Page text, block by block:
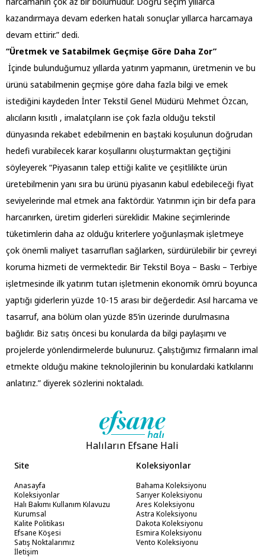
kazandırmaya devam ederken hatalı sonuçlar yıllarca harcamaya
devam ettirir.” dedi.
“Üretmek ve Satabilmek Geçmișe Göre Daha Zor”
İçinde bulunduğumuz yıllarda yatırım yapmanın, üretmenin ve bu
ürünü satabilmenin geçmișe göre daha fazla bilgi ve emek
istediğini kaydeden İnter Tekstil Genel Müdürü Mehmet Özcan,
alıcıların kısıtlı , imalatçıların ise çok fazla olduğu tekstil
dünyasında rekabet edebilmenin en baștaki koșulunun doğrudan
hedefi vurabilecek karar koșullarını olușturmaktan geçtiğini
söyleyerek “Piyasanın talep ettiği kalite ve çeșitlilikte ürün
üretebilmenin yanı sıra bu ürünü piyasanın kabul edebileceği fiyat
seviyelerinde mal etmek ana faktördür. Yatırımın için bir defa para
harcanırken, üretim giderleri süreklidir. Makine seçimlerinde
tüketimlerin daha az olduğu kriterlere yoğunlașmak ișletmeye
çok önemli maliyet tasarrufları sağlarken, sürdürülebilir bir çevreyi
koruma hizmeti de vermektedir. Bir Tekstil Boya – Baskı – Terbiye
ișletmesinde ilk yatırım tutarı ișletmenin ekonomik ömrü boyunca
yaptığı giderlerin yüzde 10-15 arası bir değerdedir. Asıl harcama ve
tasarruf, ana bölüm olan yüzde 85’in üzerinde durulmasına
bağlıdır. Biz satıș öncesi bu konularda da bilgi paylașımı ve
projelerde yönlendirmelerde bulunuruz. Çalıștığımız firmaların imal
etmekte olduğu makine teknolojilerinin bu konulardaki katkılarını
anlatırız.” diyerek sözlerini noktaladı.
Halıların Efsane Hali
Site
Anasayfa
Koleksiyonlar
Halı Bakımı Kullanım Kılavuzu
Kurumsal
Kalite Politikası
Efsane Köşesi
Satış Noktalarımız
İletişim
Koleksiyonlar
Bahama Koleksiyonu
Sarıyer Koleksiyonu
Ares Koleksiyonu
Astra Koleksiyonu
Dakota Koleksiyonu
Esmira Koleksiyonu
Vento Koleksiyonu